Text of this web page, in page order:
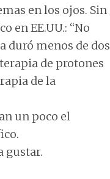
en los ojos. Sin
en EE.UU.: “No
duró menos de dos
de protones
de la
un poco el
gustar.